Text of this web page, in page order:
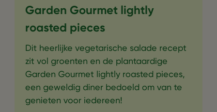
Garden Gourmet lightly
roasted pieces
Dit heerlijke vegetarische salade recept
zit vol groenten en de plantaardige
Garden Gourmet lightly roasted pieces,
een geweldig diner bedoeld om van te
genieten voor iedereen!